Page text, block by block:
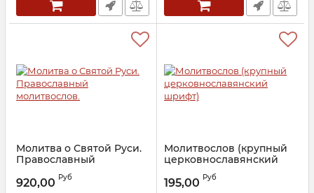
Молитва о Святой Руси.
Православный
молитвослов.
Артикул: 30145
920,00 Руб
Молитвослов (крупный
церковнославянский
Артикул: 30045
195,00 Руб